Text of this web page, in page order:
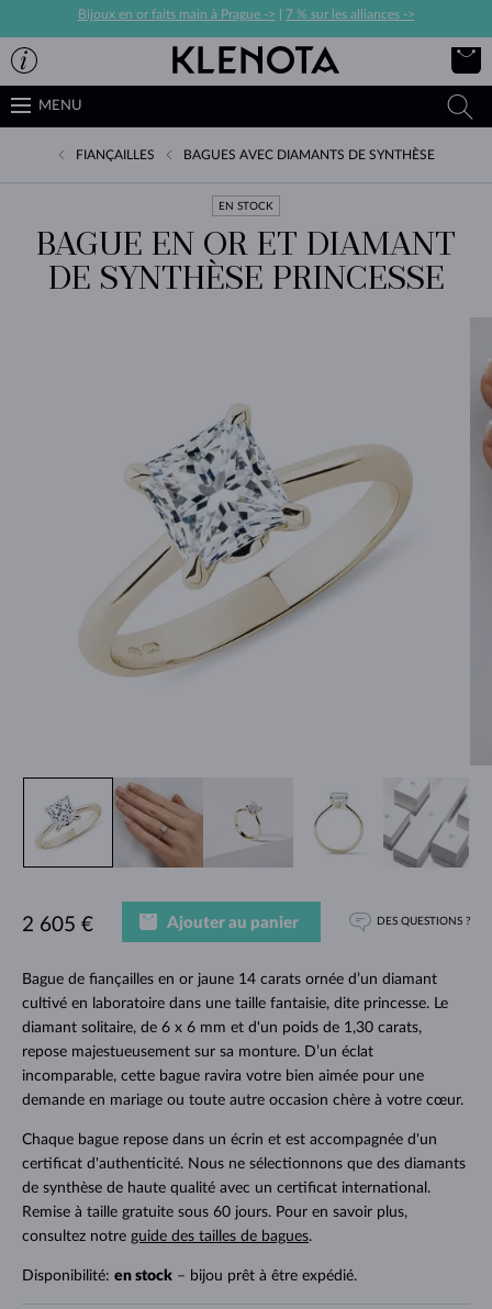
Bijoux en or faits main à Prague -> 7 % sur les alliances ->
MENU
FIANÇAILLES BAGUES AVEC DIAMANTS DE SYNTHÈSE
EN STOCK
BAGUE EN OR ET DIAMANT
DE SYNTHÈSE PRINCESSE
Bague de fiançailles en or jaune 14 carats ornée d’un diamant
cultivé en laboratoire dans une taille fantaisie, dite princesse. Le
diamant solitaire, de 6 x 6 mm et d'un poids de 1,30 carats,
repose majestueusement sur sa monture. D’un éclat
incomparable, cette bague ravira votre bien aimée pour une
demande en mariage ou toute autre occasion chère à votre cœur.
Chaque bague repose dans un écrin et est accompagnée d'un
certificat d'authenticité. Nous ne sélectionnons que des diamants
de synthèse de haute qualité avec un certificat international.
Remise à taille gratuite sous 60 jours. Pour en savoir plus,
consultez notre guide des tailles de bagues.
Disponibilité: en stock– bijou prêt à être expédié.
2 605 € Ajouter au panier DES QUESTIONS ?